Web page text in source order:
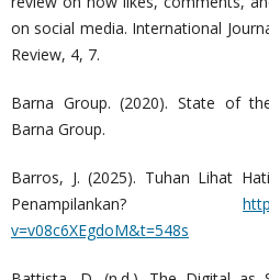
on social media. International
Review, 4, 7.
Barna Group. (2020). State of
Barna Group.
Barros, J. (2025). Tuhan Lihat
Penampilankan?
v=v08c6XEgdoM&t=548s